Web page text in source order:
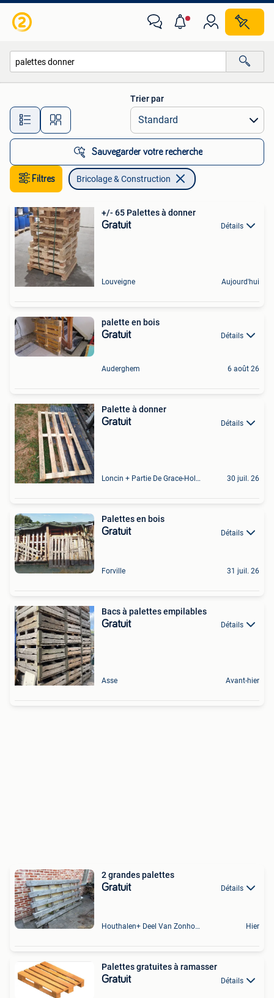
Toutes les distances…
Trier par
Sauvegarder votre recherche
Filtres Bricolage & Construction
+/- 65 Palettes à donner
Gratuit Détails
Louveigne Aujourd'hui
palette en bois
Gratuit Détails
Auderghem 6 août 26
Palette à donner
Gratuit Détails
Loncin + Partie De Grace-Hollogne 30 juil. 26
Palettes en bois
Gratuit Détails
Forville 31 juil. 26
Bacs à palettes empilables
Gratuit Détails
Asse Avant-hier
2 grandes palettes
Gratuit Détails
Houthalen+ Deel Van Zonhoven En Zolder Hier
Palettes gratuites à ramasser
Gratuit Détails